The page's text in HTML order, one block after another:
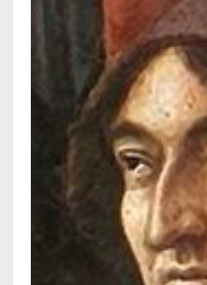
Abbott, Megan
Abdel-Fattah, Randa
Abdolah, Kader
Abé, Kobo
Abedi, Isabel
Abele, Inga
Abgarjan, Narine
Abish, Walter
Aboulela, Leila
Abrahams, Peter (f. 1919)
Abrahams, Peter (f. 1947)
Abrahamson, Emmy
Abse, Dannie